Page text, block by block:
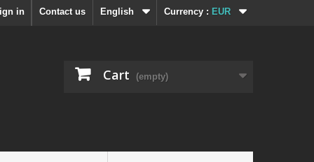
Currency : EUR
English
Contact us
in
Cart (empty)